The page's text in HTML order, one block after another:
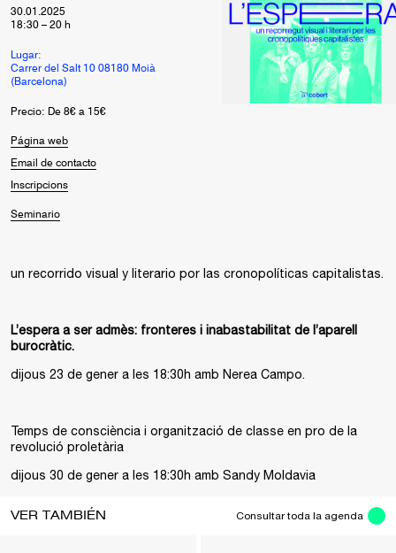
30.01.2025
18:30 – 20 h
Lugar:
Carrer del Salt 10 08180 Moià
(Barcelona)
Precio: De 8€ a 15€
Página web
Email de contacto
Inscripcions
Seminario
un recorrido visual y literario por las cronopolíticas capitalistas.
L’espera a ser admès: fronteres i inabastabilitat de l’aparell
burocràtic.
dijous 23 de gener a les 18:30h amb Nerea Campo.
Temps de consciència i organització de classe en pro de la
revolució proletària
dijous 30 de gener a les 18:30h amb Sandy Moldavia
VER TAMBIÉN Consultar toda la agenda